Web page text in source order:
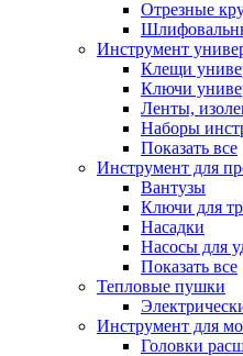
Отрезные
Инструмент
Клещи
Ключи
Ленты,
Наборы
Показать все
Инструмент для
Вантузы
Ключи для
Насадки
Насосы для
Показать все
Тепловые пушки
Инструмент для
Головки